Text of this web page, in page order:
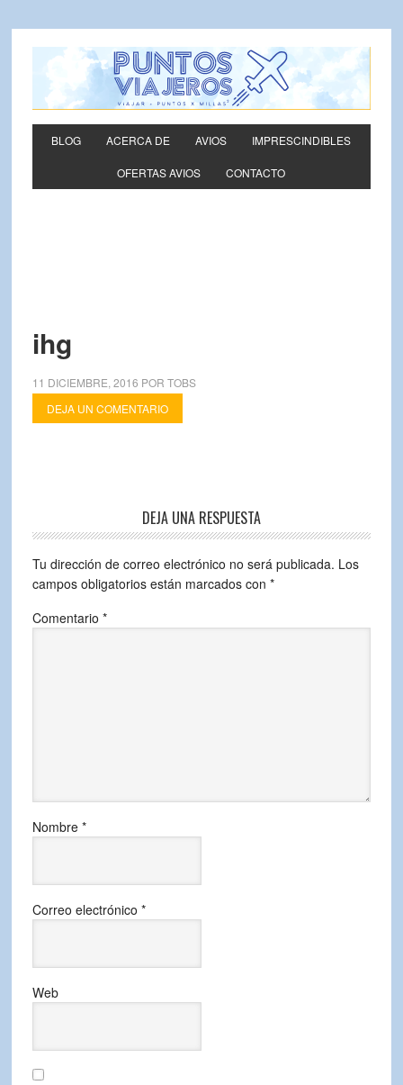
BLOG ACERCA DE AVIOS IMPRESCINDIBLES
OFERTAS AVIOS CONTACTO
ihg
11 DICIEMBRE, 2016 POR TOBS
DEJA UN COMENTARIO
DEJA UNA RESPUESTA
Tu dirección de correo electrónico no será publicada. Los
campos obligatorios están marcados con *
Comentario *
Nombre *
Correo electrónico *
Web